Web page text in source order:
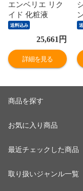
エンベリエ リク
イド 化粧液
130ml
送料込み
25,661 円
詳細を見る
商品を探す
お気に入り商品
最近チェックした商品
取り扱いジャンル一覧